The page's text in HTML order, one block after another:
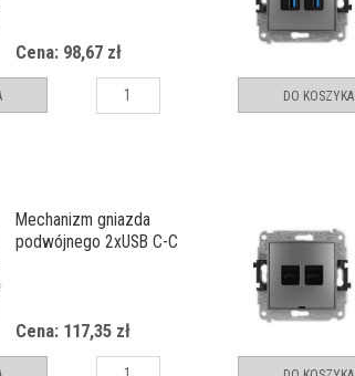
Cena: 98,67 zł
DO KOSZYKA
Mechanizm gniazda
podwójnego 2xUSB C-C
Cena: 117,35 zł